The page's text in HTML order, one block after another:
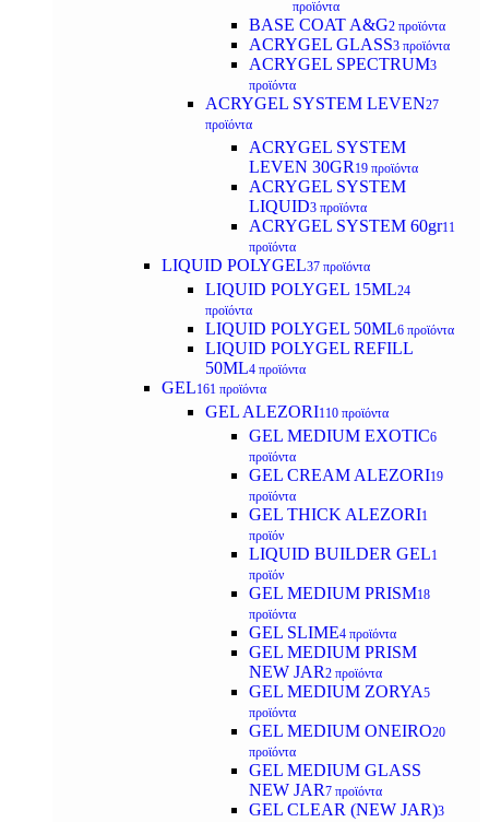
προϊόντα
BASE COAT A&G2 προϊόντα
ACRYGEL GLASS3 προϊόντα
ACRYGEL SPECTRUM3
προϊόντα
ACRYGEL SYSTEM LEVEN27
προϊόντα
ACRYGEL SYSTEM
LEVEN 30GR 19 προϊόντα
ACRYGEL SYSTEM
LIQUID3 προϊόντα
ACRYGEL SYSTEM 60gr11
προϊόντα
LIQUID POLYGEL37 προϊόντα
LIQUID POLYGEL 15ML24
προϊόντα
LIQUID POLYGEL 50ML6 προϊόντα
LIQUID POLYGEL REFILL
50ML4 προϊόντα
GEL161 προϊόντα
GEL ALEZORI110 προϊόντα
GEL MEDIUM EXOTIC6
προϊόντα
GEL CREAM ALEZORI19
προϊόντα
GEL THICK ALEZORI1
προϊόν
LIQUID BUILDER GEL1
προϊόν
GEL MEDIUM PRISM18
προϊόντα
GEL SLIME4 προϊόντα
GEL MEDIUM PRISM
NEW JAR2 προϊόντα
GEL MEDIUM ZORYA5
προϊόντα
GEL MEDIUM ONEIRO20
προϊόντα
GEL MEDIUM GLASS
NEW JAR7 προϊόντα
GEL CLEAR (NEW JAR)3